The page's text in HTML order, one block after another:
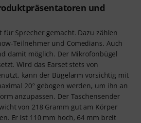
und
für Sprecher gemacht. Dazu zählen
Teilnehmer und Comedians. Auch
damit möglich. Der Mikrofonbügel
Wird das Earset stets von
kann der Bügelarm vorsichtig mit
20° gebogen werden, um ihn an
anzupassen. Der Taschensender
von 218 Gramm gut am Körper
Er ist 110 mm hoch, 64 mm breit